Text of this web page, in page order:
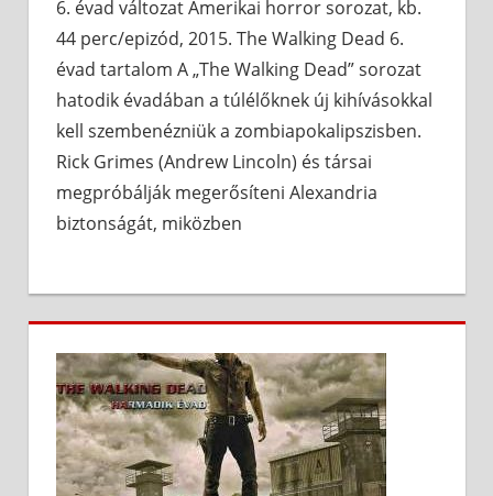
6. évad változat Amerikai horror sorozat, kb.
44 perc/epizód, 2015. The Walking Dead 6.
évad tartalom A „The Walking Dead” sorozat
hatodik évadában a túlélőknek új kihívásokkal
kell szembenézniük a zombiapokalipszisben.
Rick Grimes (Andrew Lincoln) és társai
megpróbálják megerősíteni Alexandria
biztonságát, miközben